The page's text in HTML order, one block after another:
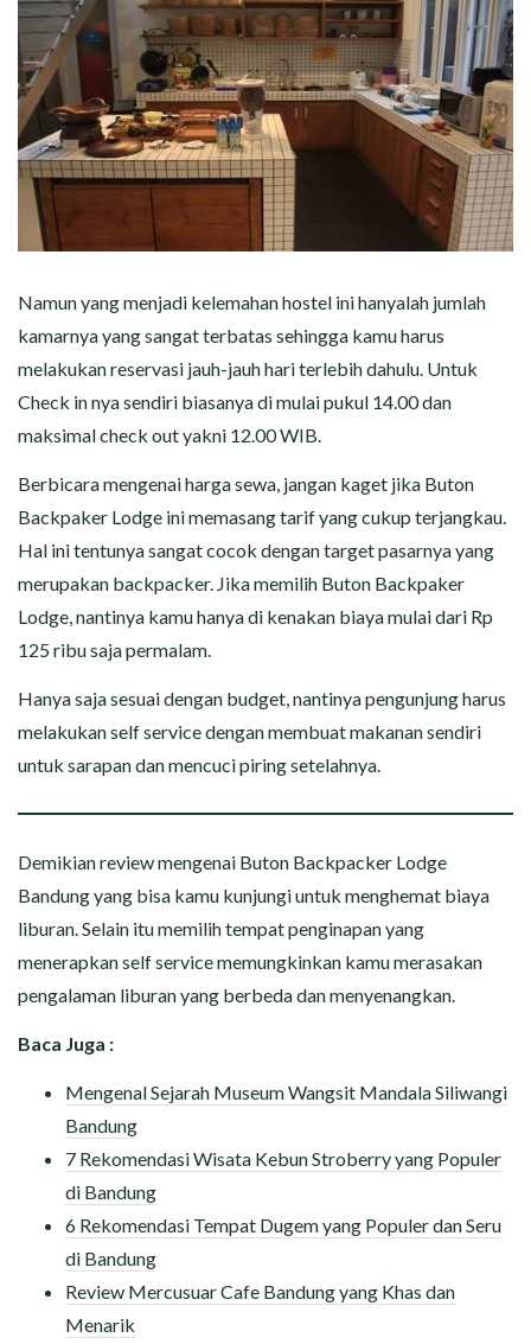
Namun yang menjadi kelemahan hostel ini hanyalah jumlah
kamarnya yang sangat terbatas sehingga kamu harus
melakukan reservasi jauh-jauh hari terlebih dahulu. Untuk
Check in nya sendiri biasanya di mulai pukul 14.00 dan
maksimal check out yakni 12.00 WIB.
Berbicara mengenai harga sewa, jangan kaget jika Buton
Backpaker Lodge ini memasang tarif yang cukup terjangkau.
Hal ini tentunya sangat cocok dengan target pasarnya yang
merupakan backpacker. Jika memilih Buton Backpaker
Lodge, nantinya kamu hanya di kenakan biaya mulai dari Rp
125 ribu saja permalam.
Hanya saja sesuai dengan budget, nantinya pengunjung harus
melakukan self service dengan membuat makanan sendiri
untuk sarapan dan mencuci piring setelahnya.
Demikian review mengenai Buton Backpacker Lodge
Bandung yang bisa kamu kunjungi untuk menghemat biaya
liburan. Selain itu memilih tempat penginapan yang
menerapkan self service memungkinkan kamu merasakan
pengalaman liburan yang berbeda dan menyenangkan.
Baca Juga :
Mengenal Sejarah Museum Wangsit Mandala Siliwangi
Bandung
7 Rekomendasi Wisata Kebun Stroberry yang Populer
di Bandung
6 Rekomendasi Tempat Dugem yang Populer dan Seru
di Bandung
Review Mercusuar Cafe Bandung yang Khas dan
Menarik